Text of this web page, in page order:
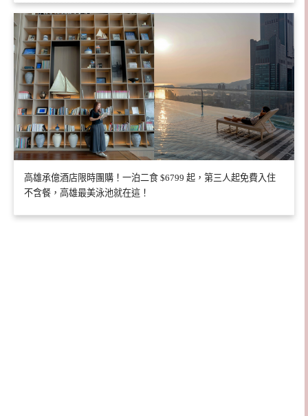
高雄承億酒店限時團購！一泊二食 $6799 起，第三人起免費入住
不含餐，高雄最美泳池就在這！